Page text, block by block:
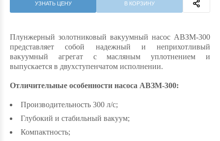
УЗНАТЬ ЦЕНУ В КОРЗИНУ
Плунжерный золотниковый вакуумный насос АВЗМ-300
представляет собой надежный и неприхотливый
вакуумный агрегат с масляным уплотнением и
выпускается в двухступенчатом исполнении.
Отличительные особенности насоса АВЗМ-300:
Производительность 300 л/с;
Глубокий и стабильный вакуум;
Компактность;